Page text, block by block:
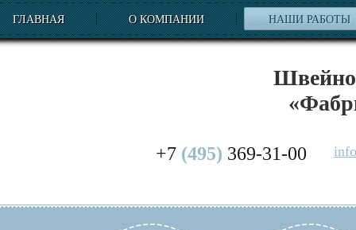
ГЛАВНАЯ О КОМПАНИИ НАШИ РАБОТЫ
+7 (495) 369-31-00